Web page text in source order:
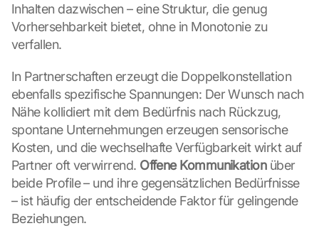
Inhalten dazwischen – eine Struktur, die genug
Vorhersehbarkeit bietet, ohne in Monotonie zu
verfallen.
In Partnerschaften erzeugt die Doppelkonstellation
ebenfalls spezifische Spannungen: Der Wunsch nach
Nähe kollidiert mit dem Bedürfnis nach Rückzug,
spontane Unternehmungen erzeugen sensorische
Kosten, und die wechselhafte Verfügbarkeit wirkt auf
Partner oft verwirrend. Offene Kommunikation über
beide Profile – und ihre gegensätzlichen Bedürfnisse
– ist häufig der entscheidende Faktor für gelingende
Beziehungen.
:
D
K
l
i
c
k
e
n
a
u